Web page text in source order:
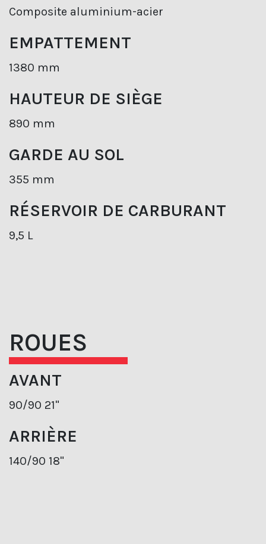
Composite aluminium-acier
EMPATTEMENT
1380 mm
HAUTEUR DE SIÈGE
890 mm
GARDE AU SOL
355 mm
RÉSERVOIR DE CARBURANT
9,5 L
ROUES
AVANT
90/90 21"
ARRIÈRE
140/90 18"